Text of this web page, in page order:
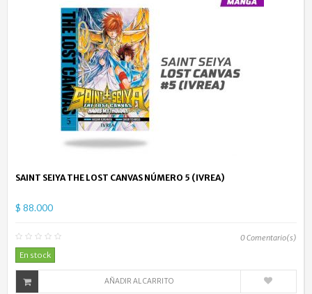
SAINT SEIYA THE LOST CANVAS NÚMERO 5 (IVREA)
$ 88.000
0Comentario(s)
En stock
AÑADIR AL CARRITO